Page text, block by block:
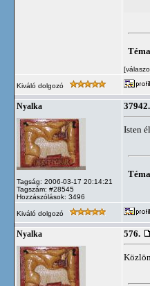
Kiváló dolgozó
Nyalka
Tagság: 2006-03-17 20:14:21
Tagszám: #28545
Hozzászólások: 3496
37942.
Isten
Kiváló dolgozó
Nyalka 576.